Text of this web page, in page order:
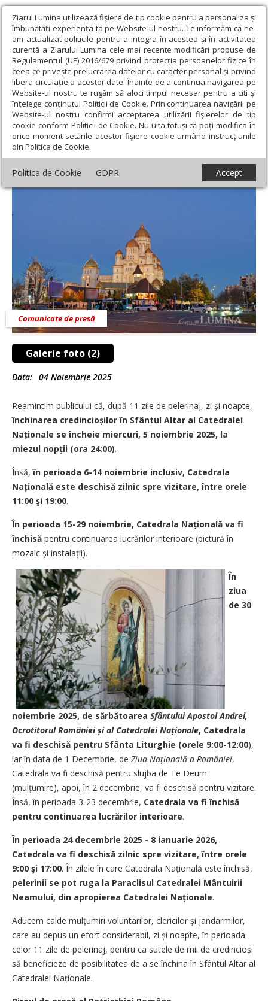
Ziarul Lumina utilizează fişiere de tip cookie pentru a personaliza și
îmbunătăți experiența ta pe Website-ul nostru. Te informăm că ne-
am actualizat politicile pentru a integra în acestea și în activitatea
curentă a Ziarului Lumina cele mai recente modificări propuse de
Regulamentul (UE) 2016/679 privind protecția persoanelor fizice în
ceea ce privește prelucrarea datelor cu caracter personal și privind
libera circulație a acestor date. Înainte de a continua navigarea pe
Website-ul nostru te rugăm să aloci timpul necesar pentru a citi și
înțelege conținutul Politicii de Cookie. Prin continuarea navigării pe
Website-ul nostru confirmi acceptarea utilizării fişierelor de tip
cookie conform Politicii de Cookie. Nu uita totuși că poți modifica în
orice moment setările acestor fişiere cookie urmând instrucțiunile
din Politica de Cookie.
Politica de Cookie GDPR Accept
Ziarul Lumina › Actualitate religioasă › Comunicate de presă ›
Anunțuri importante referitoare la Catedrala Naţională
Anunțuri importante referitoare la
Catedrala Naţională
Galerie foto (2)
Comunicate de presă
Data: 04 Noiembrie 2025
Reamintim publicului că, după 11 zile de pelerinaj, zi și noapte,
închinarea credin­cioșilor în Sfântul Altar al Catedralei
Naționale se încheie miercuri, 5 noiembrie 2025, la
miezul nopții (ora 24:00).
Însă,în perioada 6-14 noiembrie inclusiv, Catedrala
Națională este deschisă zilnic spre vizitare, între orele
11:00 şi 19:00.
În perioada 15-29 noiembrie, Catedrala Națională va fi
închisă pentru continuarea lucrărilor interioare (pictură în
mozaic și instalații).
În
ziua
de 30
noiembrie 2025, de sărbătoarea Sfântului Apostol Andrei,
Ocrotitorul României și al Catedralei Naționale, Catedrala
va fi deschisă pentru Sfânta Liturghie (orele 9:00-12:00),
iar în data de 1 Decembrie, de Ziua Națională a României,
Catedrala va fi deschisă pentru slujba de Te Deum
(mulțumire), apoi, în 2 decembrie, va fi deschisă pentru vizitare.
Însă, în perioada 3-23 decembrie, Catedrala va fi închisă
pentru continuarea lucrărilor interioare.
În perioada 24 decembrie 2025 - 8 ianuarie 2026,
Catedrala va fi deschisă zilnic spre vizitare, între orele
9:00 şi 17:00. În zilele în care Catedrala Națională este închisă,
pelerinii se pot ruga la Paraclisul Catedralei Mântuirii
Neamului, din apropierea Catedralei Naționale.
Aducem calde mulțumiri voluntarilor, clericilor şi jandarmilor,
care au depus un efort considerabil, zi și noapte, în perioada
celor 11 zile de pele­rinaj, pentru ca sutele de mii de credincioși
să beneficieze de posibilitatea de a se închina în Sfântul Altar al
Catedralei Naționale.